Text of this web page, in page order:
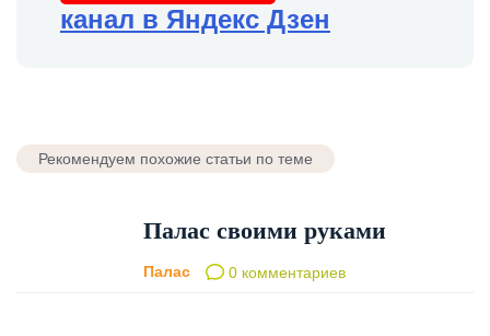
канал в Яндекс Дзен
Рекомендуем похожие статьи по теме
Палас своими руками
Палас 0 комментариев